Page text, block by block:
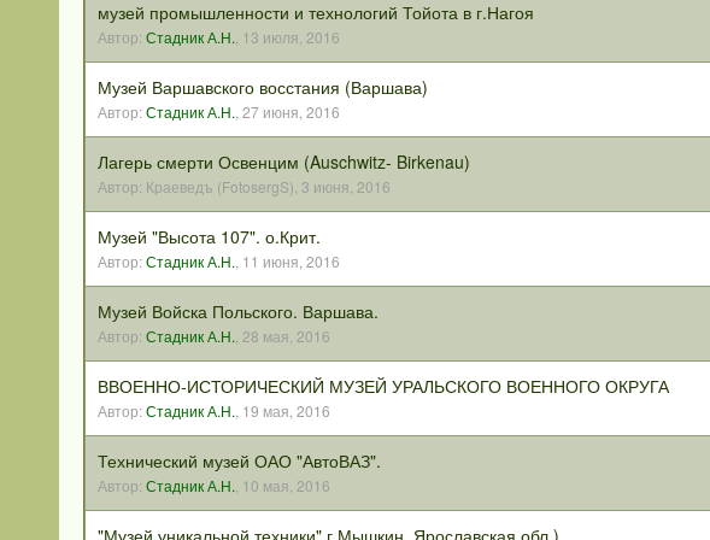
музей промышленности и технологий Тойота в г.Нагоя
Автор: Стадник А.Н., 13 июля, 2016
Музей Варшавского восстания (Варшава)
Автор:Стадник А.Н.,27 июня, 2016
Лагерь смерти Освенцим (Auschwitz- Birkenau)
Автор: Краеведъ (FotosergS), 3 июня, 2016
Музей "Высота 107". о.Крит.
Автор:Стадник А.Н., 11 июня, 2016
Музей Войска Польского. Варшава.
Автор: Стадник А.Н., 28 мая, 2016
ВВОЕННО-ИСТОРИЧЕСКИЙ МУЗЕЙ УРАЛЬСКОГО ВОЕННОГО ОКРУГА
Автор:Стадник А.Н., 19 мая, 2016
Технический музей ОАО "АвтоВАЗ".
Автор: Стадник А.Н., 10 мая, 2016